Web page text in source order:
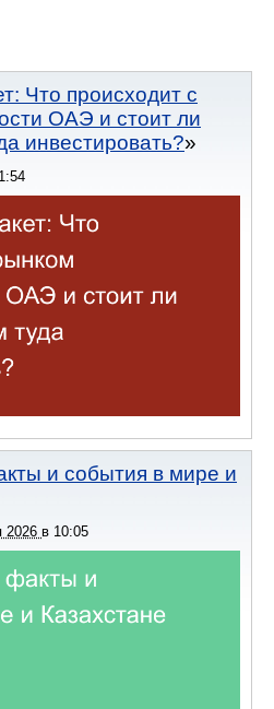
Что происходит с
ОАЭ и стоит ли
инвестировать?
и события в мире и
2026 в 10:05